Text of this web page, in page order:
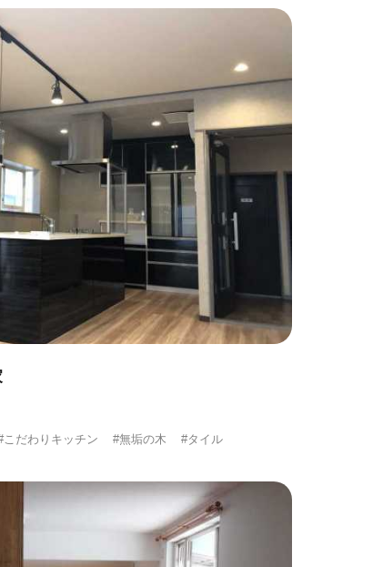
ル #壁一面本棚 #ヘリンボーン床
仕事
#緑がいっぱい #300万円以下
こだわりキッチン #無垢の木 #タイル